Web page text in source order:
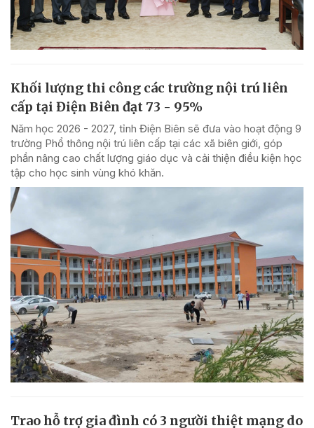
Khối lượng thi công các trường nội trú liên
cấp tại Điện Biên đạt 73 - 95%
Năm học 2026 - 2027, tỉnh Điện Biên sẽ đưa vào hoạt động 9
trường Phổ thông nội trú liên cấp tại các xã biên giới, góp
phần nâng cao chất lượng giáo dục và cải thiện điều kiện học
tập cho học sinh vùng khó khăn.
Trao hỗ trợ gia đình có 3 người thiệt mạng do